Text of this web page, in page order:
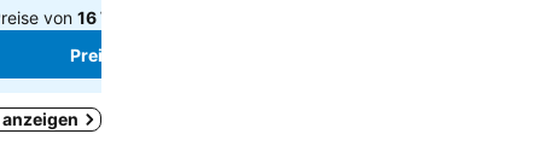
von 16 Websites
Preise sehen